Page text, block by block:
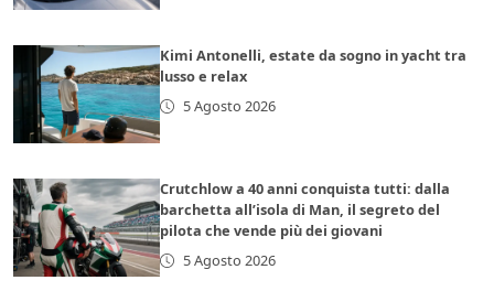
Kimi Antonelli, estate da sogno in yacht tra
lusso e relax
5 Agosto 2026
Crutchlow a 40 anni conquista tutti: dalla
barchetta all’isola di Man, il segreto del
pilota che vende più dei giovani
5 Agosto 2026